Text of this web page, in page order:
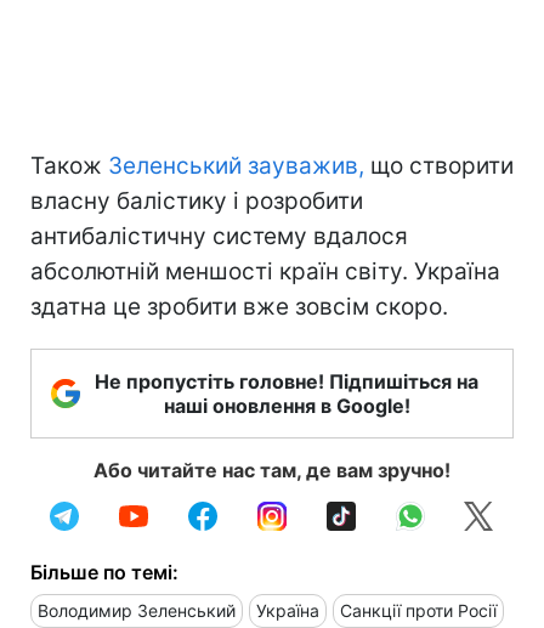
Також Зеленський зауважив, що створити
власну балістику і розробити
антибалістичну систему вдалося
абсолютній меншості країн світу. Україна
здатна це зробити вже зовсім скоро.
Не пропустіть головне! Підпишіться на
наші оновлення в Google!
Або читайте нас там, де вам зручно!
Більше по темі:
Володимир Зеленський Україна Санкції проти Росії